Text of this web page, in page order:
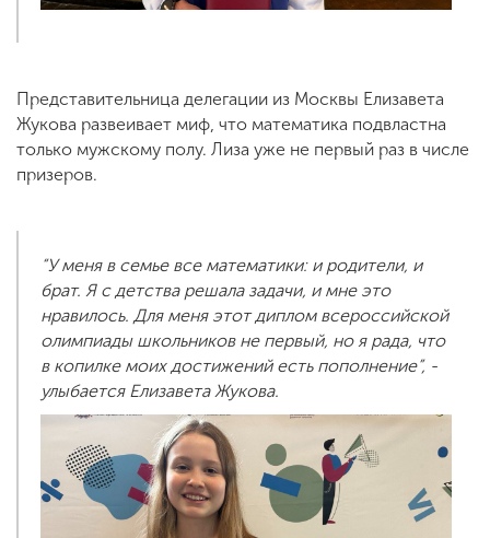
Представительница делегации из Москвы Елизавета
Жукова развеивает миф, что математика подвластна
только мужскому полу. Лиза уже не первый раз в числе
призеров.
“У меня в семье все математики: и родители, и
брат. Я с детства решала задачи, и мне это
нравилось. Для меня этот диплом всероссийской
олимпиады школьников не первый, но я рада, что
в копилке моих достижений есть пополнение”, -
улыбается Елизавета Жукова.